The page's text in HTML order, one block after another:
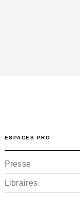
ESPACES PRO
Presse
Libraires